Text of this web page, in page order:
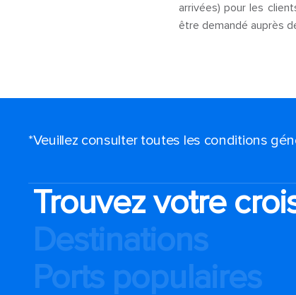
arrivées) pour les
être demandé auprès
*Veuillez consulter toutes les conditions
Trouvez votre
Destinations
Ports populaires